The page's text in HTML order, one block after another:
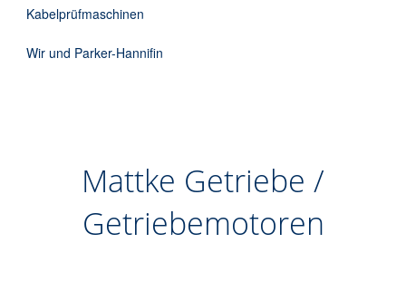
Kabelprüfmaschinen
Wir und Parker-Hannifin
Mattke Getriebe /
Getriebemotoren